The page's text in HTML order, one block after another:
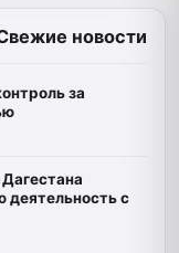
новости
за
деятельность с